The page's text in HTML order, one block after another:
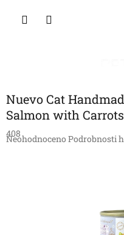
Nuevo Cat
Salmon with
408
Průměrné
Neohodnoceno Podrobnosti